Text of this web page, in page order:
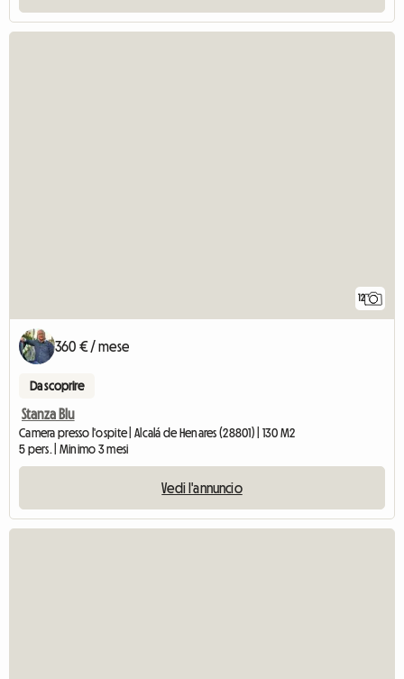
12
360 € / mese
Da scoprire
Stanza Blu
Camera presso l'ospite | Alcalá de Henares (28801) | 130 M2
5 pers. | Minimo 3 mesi
Vedi l'annuncio